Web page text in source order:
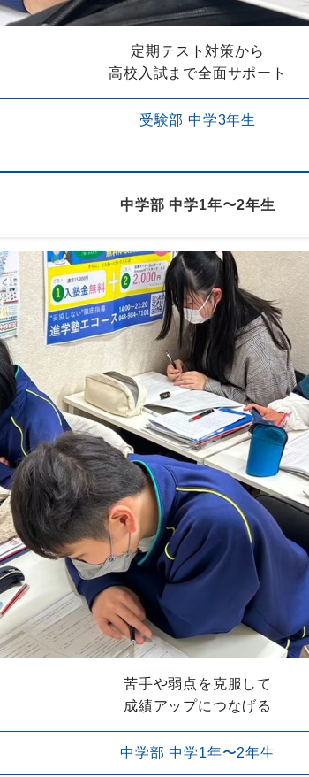
定期テスト対策から
高校入試まで全面サポート
受験部 中学3年生
中学部 中学1年〜2年生
苦手や弱点を克服して
成績アップにつなげる
中学部 中学1年〜2年生